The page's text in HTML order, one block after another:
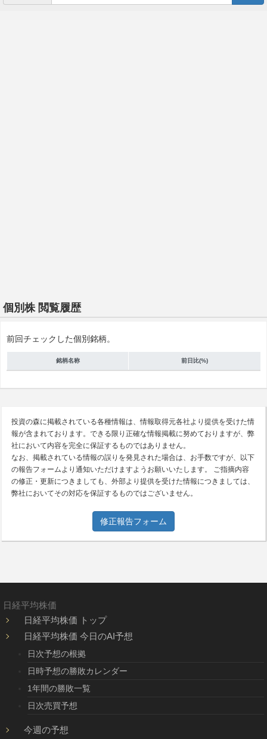
個別株 閲覧履歴
前回チェックした個別銘柄。
銘柄名称 前日比(%)
投資の森に掲載されている各種情報は、情報取得元各社より提供を受けた情
報が含まれております。できる限り正確な情報掲載に努めておりますが、弊
社において内容を完全に保証するものではありません。
なお、掲載されている情報の誤りを発見された場合は、お手数ですが、以下
の報告フォームより通知いただけますようお願いいたします。 ご指摘内容
の修正・更新につきましても、外部より提供を受けた情報につきましては、
弊社においてその対応を保証するものではございません。
修正報告フォーム
日経平均株価
日経平均株価 トップ
日経平均株価 今日のAI予想
日次予想の根拠
日時予想の勝敗カレンダー
1年間の勝敗一覧
日次売買予想
今週の予想